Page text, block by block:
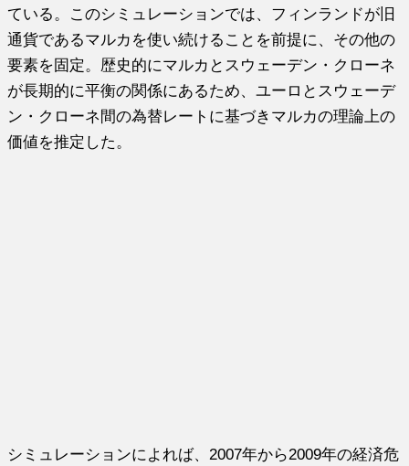
ている。このシミュレーションでは、フィンランドが旧
通貨であるマルカを使い続けることを前提に、その他の
要素を固定。歴史的にマルカとスウェーデン・クローネ
が長期的に平衡の関係にあるため、ユーロとスウェーデ
ン・クローネ間の為替レートに基づきマルカの理論上の
価値を推定した。
シミュレーションによれば、2007年から2009年の経済危